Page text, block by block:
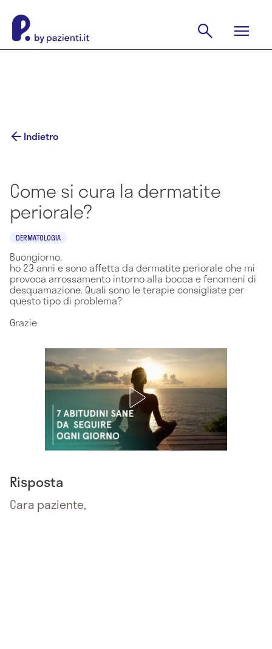
Indietro
Come si cura la dermatite
periorale?
DERMATOLOGIA
Buongiorno,
ho 23 anni e sono affetta da dermatite periorale che mi
provoca arrossamento intorno alla bocca e fenomeni di
desquamazione. Quali sono le terapie consigliate per
questo tipo di problema?
Grazie
Risposta
Cara paziente,